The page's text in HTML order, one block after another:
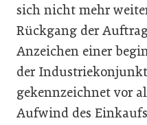
sich nicht mehr
Rückgang der
Anzeichen einer
der
gekennzeichnet vor
Aufwind des